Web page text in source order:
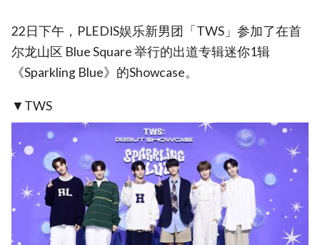
22日下午，PLEDIS娱乐新男团「TWS」参加了在首
尔龙山区 Blue Square 举行的出道专辑迷你1辑
《Sparkling Blue》的Showcase。
▼TWS